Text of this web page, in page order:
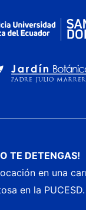
TE DETENGAS!
en una
en la PUCESD.